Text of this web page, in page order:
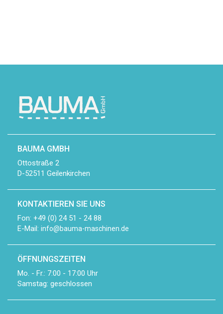
BAUMA GMBH
Ottostraße 2
D-52511 Geilenkirchen
KONTAKTIEREN SIE UNS
Fon: +49 (0) 24 51 - 24 88
E-Mail: info@bauma-maschinen.de
ÖFFNUNGSZEITEN
Mo. - Fr.: 7:00 - 17:00 Uhr
Samstag: geschlossen